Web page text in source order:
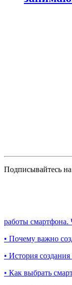
Подписывайтесь
работы смартфона.
• Почему важно
• История
• Как выбрать